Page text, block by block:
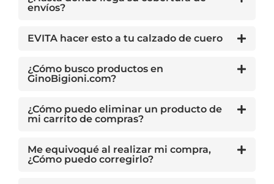
envíos?
EVITA hacer esto a tu calzado de cuero
¿Cómo busco productos en
GinoBigioni.com?
¿Cómo puedo eliminar un producto de
mi carrito de compras?
Me equivoqué al realizar mi compra,
¿Cómo puedo corregirlo?